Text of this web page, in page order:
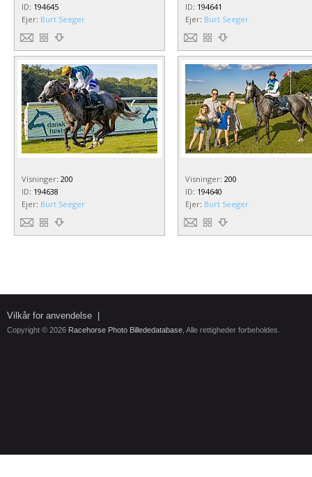
ID: 194645
Ejer: Burt Seeger
ID: 194641
Ejer: Burt Seeger
Visninger: 200
ID: 194638
Ejer: Burt Seeger
Visninger: 200
ID: 194640
Ejer: Burt Seeger
Vilkår for anvendelse
Copyright © 2026 Racehorse Photo Billededatabase , Alle rettigheder forbeholdes.